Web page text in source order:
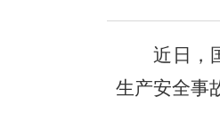
近日，
生产安全事